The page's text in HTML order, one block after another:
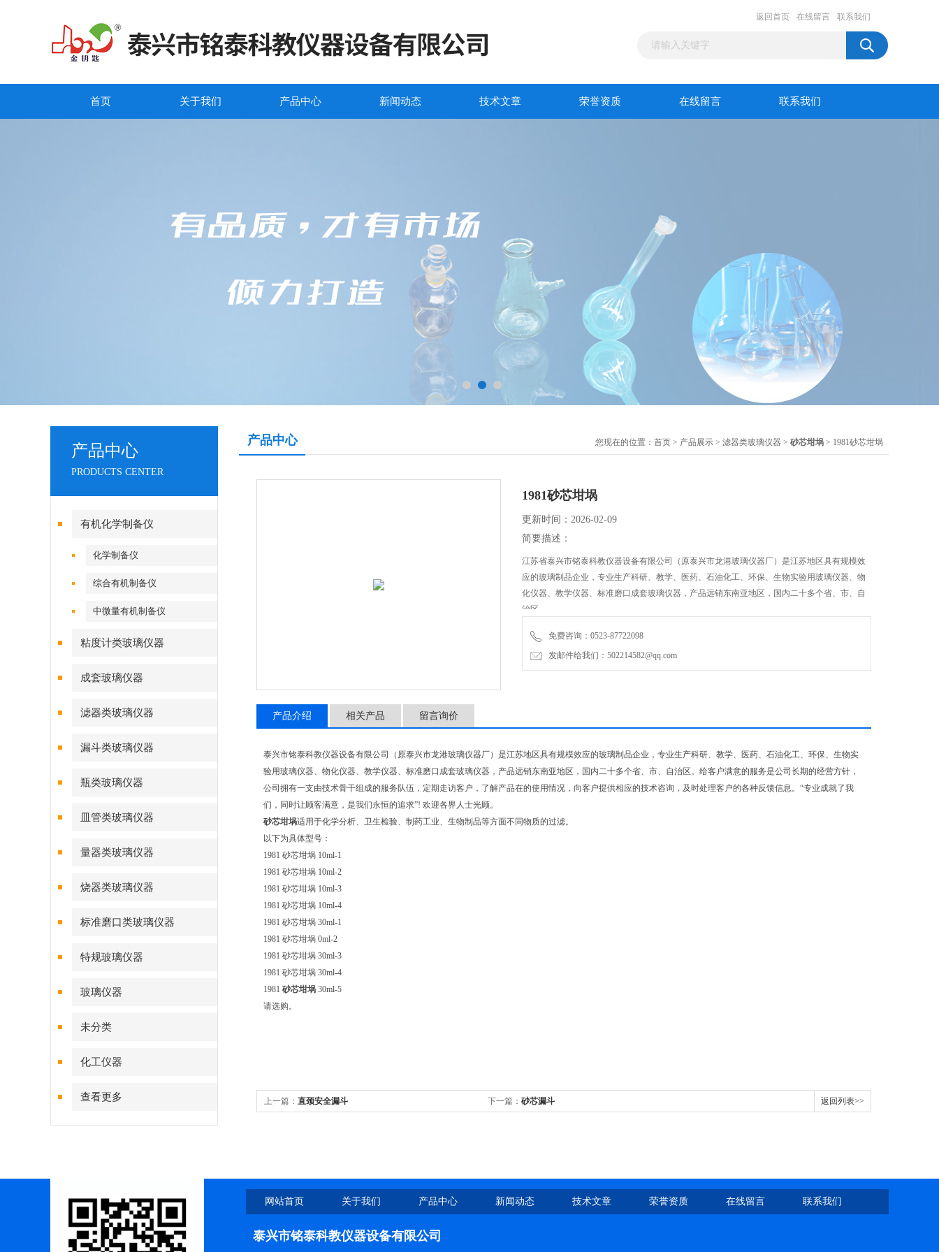
返回首页 在线留言 联系我们
首页 关于我们 产品中心 新闻动态 技术文章 荣誉资质 在线留言 联系我们
产品中心
PRODUCTS CENTER
有机化学制备仪
化学制备仪
综合有机制备仪
中微量有机制备仪
粘度计类玻璃仪器
成套玻璃仪器
滤器类玻璃仪器
漏斗类玻璃仪器
瓶类玻璃仪器
皿管类玻璃仪器
量器类玻璃仪器
烧器类玻璃仪器
标准磨口类玻璃仪器
特规玻璃仪器
玻璃仪器
未分类
化工仪器
查看更多
产品中心 您现在的位置： 首页 > 产品展示 > 滤器类玻璃仪器 > 砂芯坩埚 > 1981砂芯坩埚
1981砂芯坩埚
更新时间：2026-02-09
简要描述：
江苏省泰兴市铭泰科教仪器设备有限公司（原泰兴市龙港玻璃仪器厂）是江苏地区具有规模效
应的玻璃制品企业，专业生产科研、教学、医药、石油化工、环保、生物实验用玻璃仪器、物
化仪器、教学仪器、标准磨口成套玻璃仪器，产品远销东南亚地区，国内二十多个省、市、自
治区。
免费咨询：0523-87722098
发邮件给我们：502214582@qq.com
产品介绍 相关产品 留言询价
泰兴市铭泰科教仪器设备有限公司（原泰兴市龙港玻璃仪器厂）是江苏地区具有规模效应的玻璃制品企业，专业生产科研、教学、医药、石油化工、环保、生物实
验用玻璃仪器、物化仪器、教学仪器、标准磨口成套玻璃仪器，产品远销东南亚地区，国内二十多个省、市、自治区。给客户满意的服务是公司长期的经营方针，
公司拥有一支由技术骨干组成的服务队伍，定期走访客户，了解产品在的使用情况，向客户提供相应的技术咨询，及时处理客户的各种反馈信息。“专业成就了我
们，同时让顾客满意，是我们永恒的追求”! 欢迎各界人士光顾。
砂芯坩埚适用于化学分析、卫生检验、制药工业、生物制品等方面不同物质的过滤。
以下为具体型号：
1981 砂芯坩埚 10ml-1
1981 砂芯坩埚 10ml-2
1981 砂芯坩埚 10ml-3
1981 砂芯坩埚 10ml-4
1981 砂芯坩埚 30ml-1
1981 砂芯坩埚 0ml-2
1981 砂芯坩埚 30ml-3
1981 砂芯坩埚 30ml-4
1981 砂芯坩埚 30ml-5
请选购。
上一篇： 直颈安全漏斗 下一篇： 砂芯漏斗 返回列表>>
网站首页 关于我们 产品中心 新闻动态 技术文章 荣誉资质 在线留言 联系我们
泰兴市铭泰科教仪器设备有限公司